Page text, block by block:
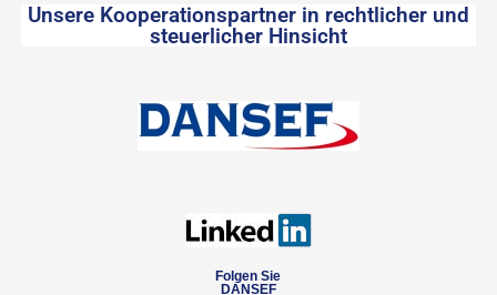
Unsere Kooperationspartner in rechtlicher und
steuerlicher Hinsicht
Folgen Sie
DANSEF